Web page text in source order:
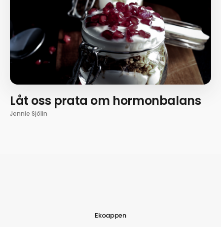
Låt oss prata om hormonbalans
Jennie Sjölin
Ekoappen